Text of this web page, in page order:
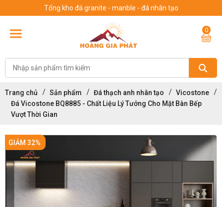
Tổng kho đá granite - manble - đá nhân tạo
0
Trang chủ Sản phẩm Đá thạch anh nhân tạo
Vicostone
Đá Vicostone BQ8885 - Chất Liệu Lý Tưởng Cho Mặt Bàn Bếp
Vượt Thời Gian
GIẢM 32%